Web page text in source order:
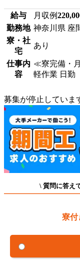
給与 月収例
勤務地 神奈川県 座
寮・社
宅
あり
仕事内
容
≪寮完備・
軽作業 日勤
募集が停止していま
\ 質問に答えて
寮付